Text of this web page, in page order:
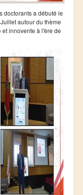
doctorants a débuté le
autour du thème
innovente à l'ère de